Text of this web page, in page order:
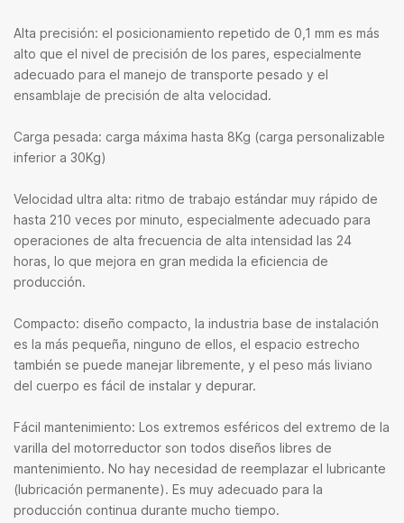
Alta precisión: el posicionamiento repetido de 0,1 mm es más
alto que el nivel de precisión de los pares, especialmente
adecuado para el manejo de transporte pesado y el
ensamblaje de precisión de alta velocidad.
Carga pesada: carga máxima hasta 8Kg (carga personalizable
inferior a 30Kg)
Velocidad ultra alta: ritmo de trabajo estándar muy rápido de
hasta 210 veces por minuto, especialmente adecuado para
operaciones de alta frecuencia de alta intensidad las 24
horas, lo que mejora en gran medida la eficiencia de
producción.
Compacto: diseño compacto, la industria base de instalación
es la más pequeña, ninguno de ellos, el espacio estrecho
también se puede manejar libremente, y el peso más liviano
del cuerpo es fácil de instalar y depurar.
Fácil mantenimiento: Los extremos esféricos del extremo de la
varilla del motorreductor son todos diseños libres de
mantenimiento. No hay necesidad de reemplazar el lubricante
(lubricación permanente). Es muy adecuado para la
producción continua durante mucho tiempo.